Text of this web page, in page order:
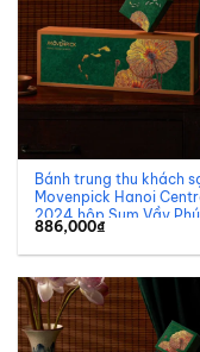
Fanpage:https://
Website:https://
Hotline: 0945.822.191
Email:
Bánh trung thu khách
Movenpick Hanoi
2024 hộp Sum Vầy
886,000₫